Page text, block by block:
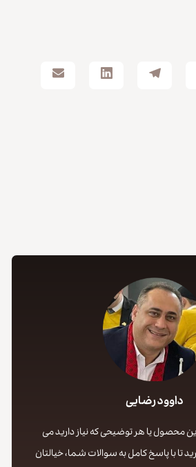
داوود رضایی
محصول یا هر توضیحی که نیاز دارید می
تا با پاسخ کامل به سوالات شما، خیالتان